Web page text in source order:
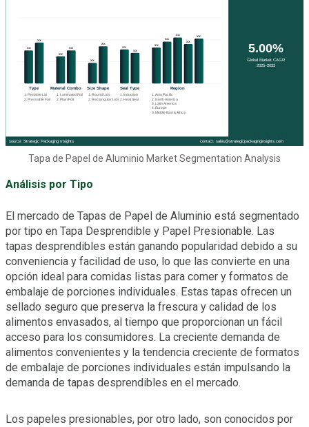
Tapa de Papel de Aluminio Market Segmentation Analysis
Análisis por Tipo
El mercado de Tapas de Papel de Aluminio está segmentado
por tipo en Tapa Desprendible y Papel Presionable. Las
tapas desprendibles están ganando popularidad debido a su
conveniencia y facilidad de uso, lo que las convierte en una
opción ideal para comidas listas para comer y formatos de
embalaje de porciones individuales. Estas tapas ofrecen un
sellado seguro que preserva la frescura y calidad de los
alimentos envasados, al tiempo que proporcionan un fácil
acceso para los consumidores. La creciente demanda de
alimentos convenientes y la tendencia creciente de formatos
de embalaje de porciones individuales están impulsando la
demanda de tapas desprendibles en el mercado.
Los papeles presionables, por otro lado, son conocidos por